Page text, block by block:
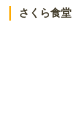
さくら食堂